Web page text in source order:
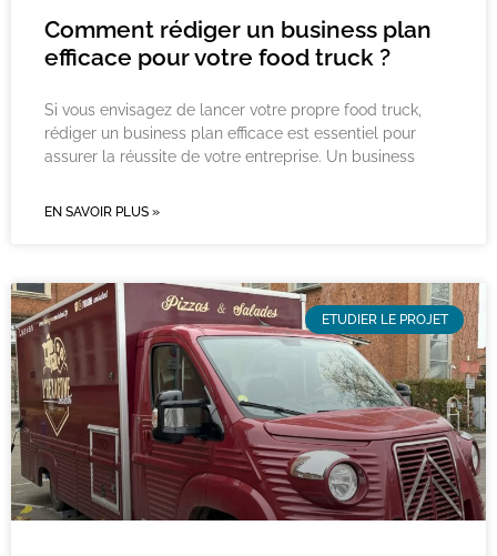
Comment rédiger un business plan
efficace pour votre food truck ?​
Si vous envisagez de lancer votre propre food truck,
rédiger un business plan efficace est essentiel pour
assurer la réussite de votre entreprise. Un business
EN SAVOIR PLUS »
ETUDIER LE PROJET